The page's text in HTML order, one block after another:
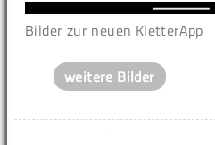
Bilder zur neuen KletterApp
weitere Bilder